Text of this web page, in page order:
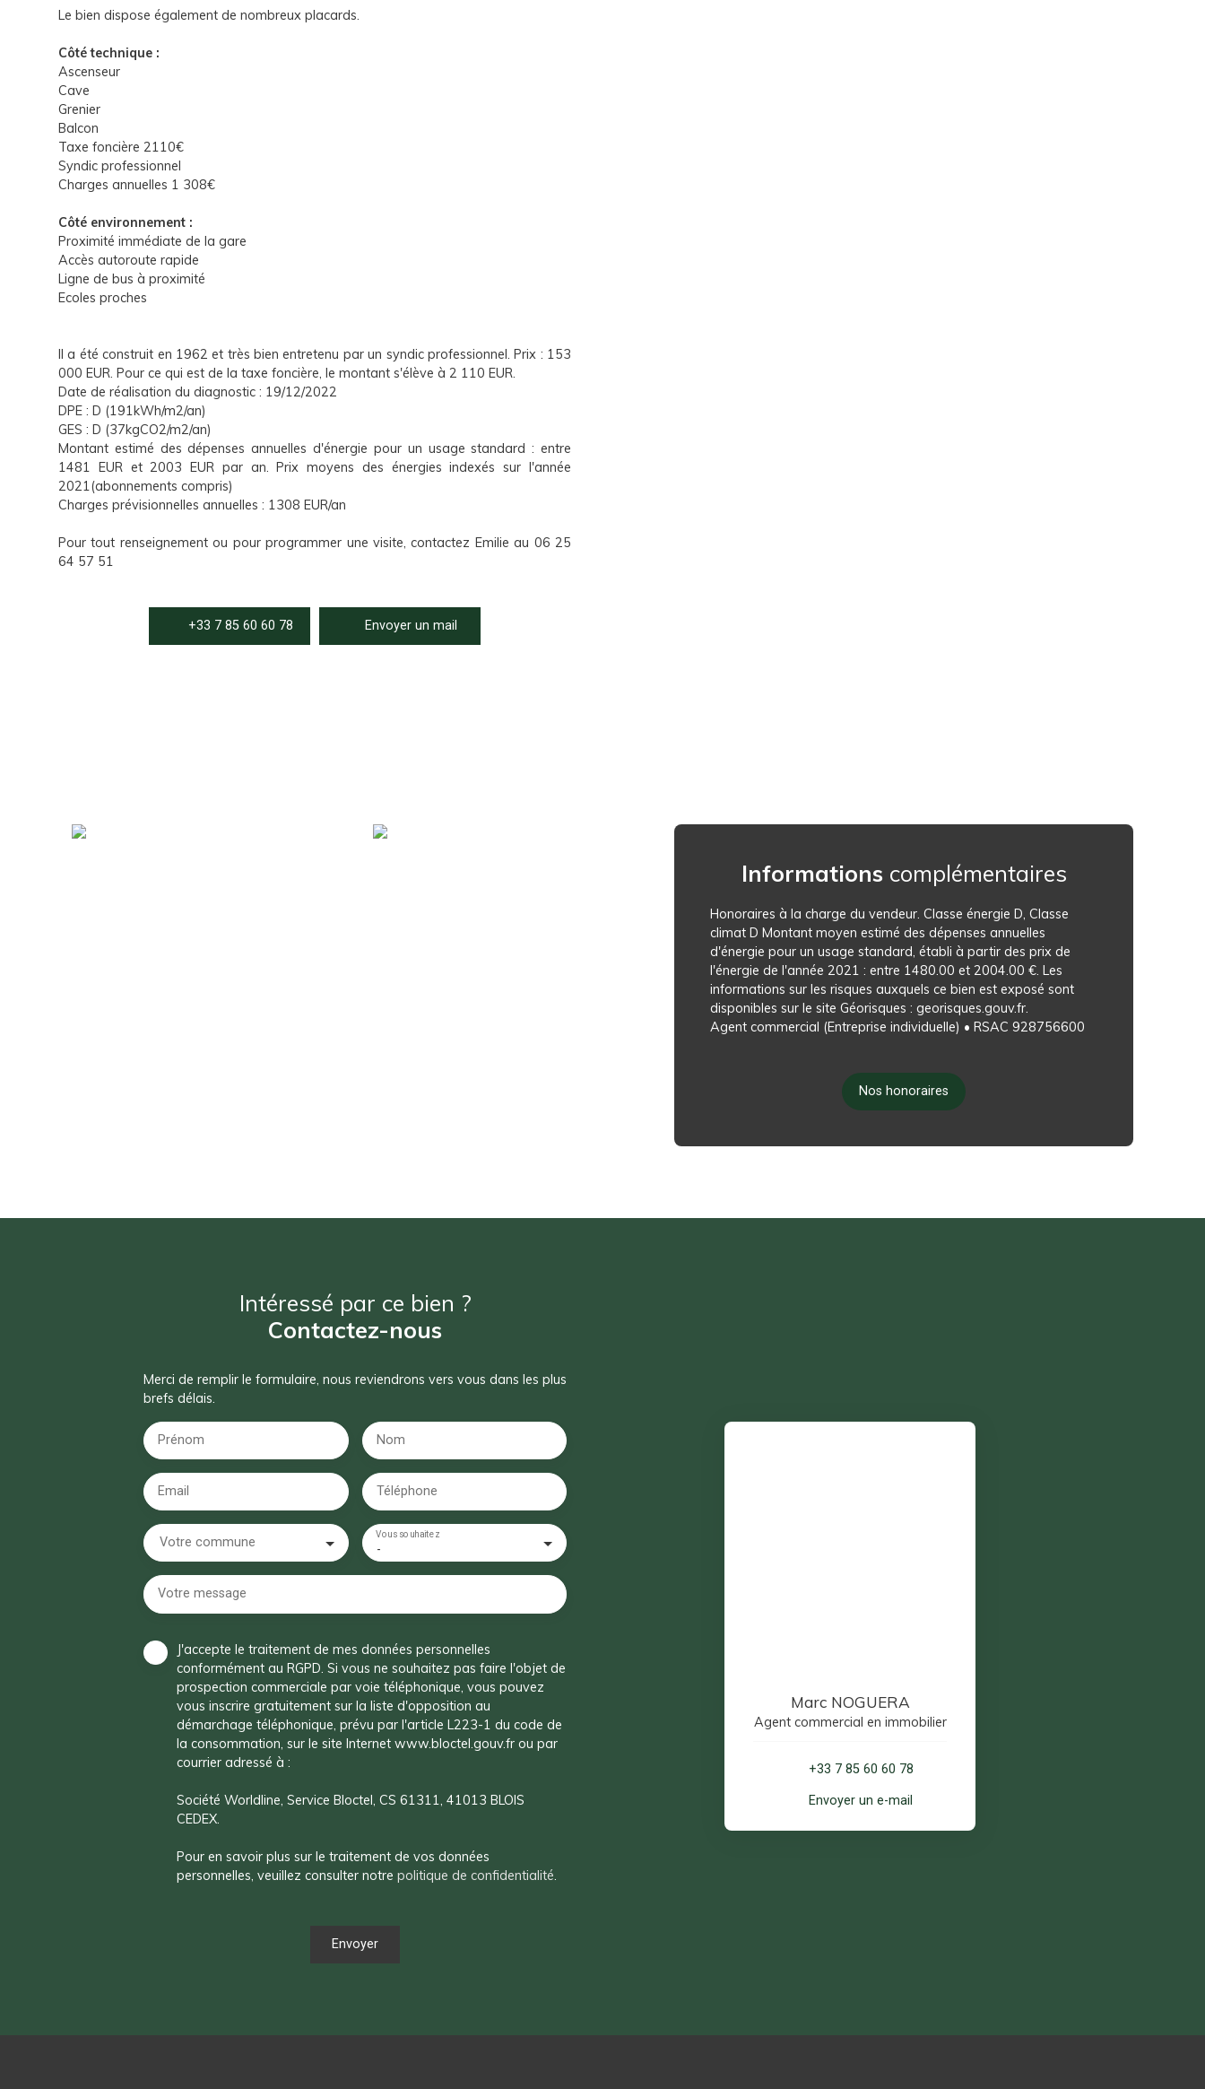
Le bien dispose également de nombreux placards.
Côté technique :
Ascenseur
Cave
Grenier
Balcon
Taxe foncière 2110€
Syndic professionnel
Charges annuelles 1 308€
Côté environnement :
Proximité immédiate de la gare
Accès autoroute rapide
Ligne de bus à proximité
Ecoles proches
Il a été construit en 1962 et très bien entretenu par un syndic professionnel. Prix : 153
000 EUR. Pour ce qui est de la taxe foncière, le montant s'élève à 2 110 EUR.
Date de réalisation du diagnostic : 19/12/2022
DPE : D (191kWh/m2/an)
GES : D (37kgCO2/m2/an)
Montant estimé des dépenses annuelles d'énergie pour un usage standard : entre
1481 EUR et 2003 EUR par an. Prix moyens des énergies indexés sur l'année
2021(abonnements compris)
Charges prévisionnelles annuelles : 1308 EUR/an
Pour tout renseignement ou pour programmer une visite, contactez Emilie au 06 25
64 57 51
+33 7 85 60 60 78 Envoyer un mail
Informations complémentaires
Honoraires à la charge du vendeur. Classe énergie D, Classe
climat D Montant moyen estimé des dépenses annuelles
d'énergie pour un usage standard, établi à partir des prix de
l'énergie de l'année 2021 : entre 1480.00 et 2004.00 €. Les
informations sur les risques auxquels ce bien est exposé sont
disponibles sur le site Géorisques : georisques.gouv.fr.
Agent commercial (Entreprise individuelle) • RSAC 928756600
Nos honoraires
Intéressé par ce bien ?
Contactez-nous
Merci de remplir le formulaire, nous reviendrons vers vous dans les plus
brefs délais.
Prénom Nom
Email Téléphone
Votre commune -
Vous souhaitez
Votre message
J'accepte le traitement de mes données personnelles
conformément au RGPD. Si vous ne souhaitez pas faire l'objet de
prospection commerciale par voie téléphonique, vous pouvez
vous inscrire gratuitement sur la liste d'opposition au
démarchage téléphonique, prévu par l'article L223-1 du code de
la consommation, sur le site Internet www.bloctel.gouv.fr ou par
courrier adressé à :
Société Worldline, Service Bloctel, CS 61311, 41013 BLOIS
CEDEX.
Pour en savoir plus sur le traitement de vos données
personnelles, veuillez consulter notre politique de confidentialité
Envoyer
Marc NOGUERA
Agent commercial en immobilier
+33 7 85 60 60 78
Envoyer un e-mail